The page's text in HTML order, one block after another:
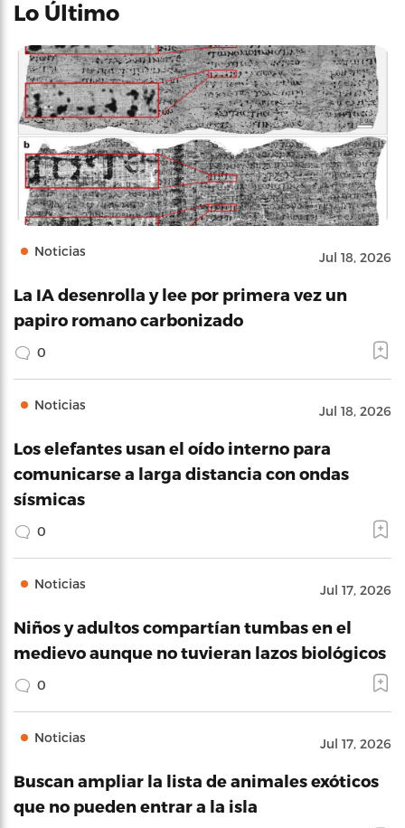
Lo Último
Noticias Jul 18, 2026
La IA desenrolla y lee por primera vez un
papiro romano carbonizado
0
Noticias Jul 18, 2026
Los elefantes usan el oído interno para
comunicarse a larga distancia con ondas
sísmicas
0
Noticias Jul 17, 2026
Niños y adultos compartían tumbas en el
medievo aunque no tuvieran lazos biológicos
0
Noticias Jul 17, 2026
Buscan ampliar la lista de animales exóticos
que no pueden entrar a la isla